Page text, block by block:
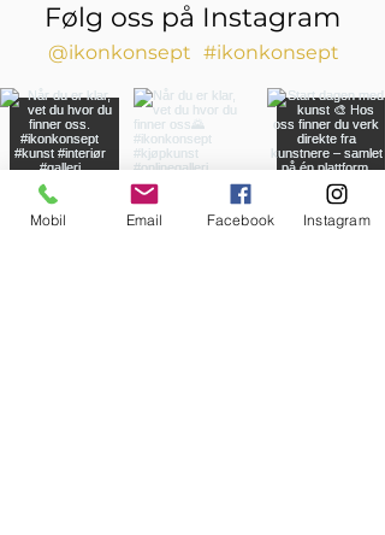
Følg oss på Instagram
#ikonkonsept
@ikonkonsept
Mobil Email Facebook Instagram